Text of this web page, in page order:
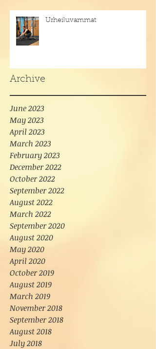
Urheiluvammat
Archive
June 2023
May 2023
April 2023
March 2023
February 2023
December 2022
October 2022
September 2022
August 2022
March 2022
September 2020
August 2020
May 2020
April 2020
October 2019
August 2019
March 2019
November 2018
September 2018
August 2018
July 2018